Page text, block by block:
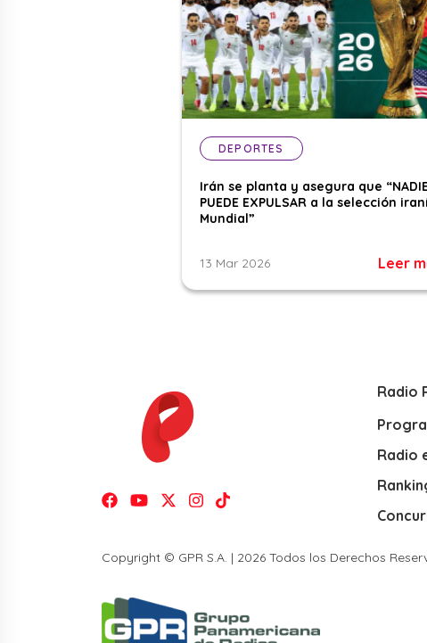
DEPORTES
Irán se planta y asegura que
PUEDE EXPULSAR a la selección
Mundial”
13 Mar 2026 Leer
Radio
Radio
Copyright © GPR S.A. | 2026 Todos los Derechos